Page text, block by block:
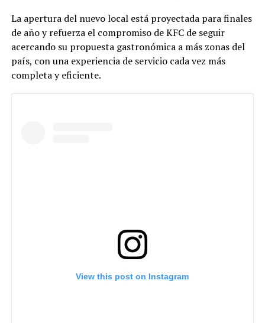
La apertura del nuevo local está proyectada para finales
de año y refuerza el compromiso de KFC de seguir
acercando su propuesta gastronómica a más zonas del
país, con una experiencia de servicio cada vez más
completa y eficiente.
View this post on Instagram